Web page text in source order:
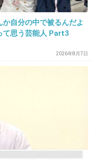
うに。
+36
ださい。
ばかりなんで…
+19
か自分の中で被るんだよ
て思う芸能人 Part3
2026年8月7日